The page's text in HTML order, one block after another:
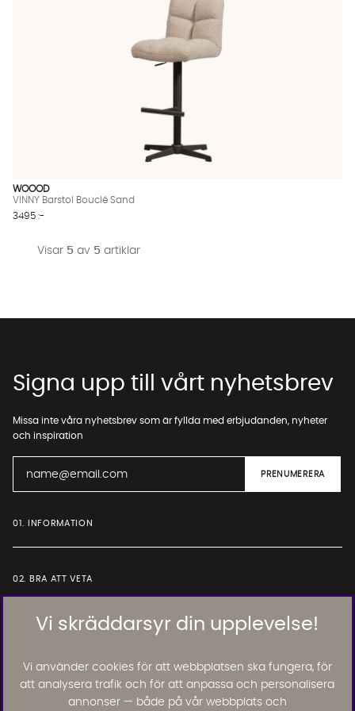
WOOOD
VINNY Barstol Bouclé Sand
3495 :-
Visar 5 av 5 artiklar
Vi skräddarsyr din upplevelse!
Vi använder cookies för att webbplatsen ska fungera, för
att analysera trafik och för att anpassa och personalisera
annonser — både på vår webbplats och
Signa upp till vårt nyhetsbrev
Missa inte våra nyhetsbrev som är fyllda med erbjudanden, nyheter
och inspiration
01. INFORMATION
02. BRA ATT VETA
Läs och lämna kundomdömen: